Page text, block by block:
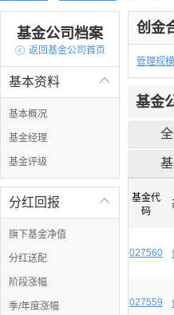
基金公司档案
 返回基金公司首页

基本资料
基本概况
基金经理
基金评级

分红回报
旗下基金净值
分红送配
阶段涨幅
季/年度涨幅
创金
管理规模
基金
基金代
码
027560
027559